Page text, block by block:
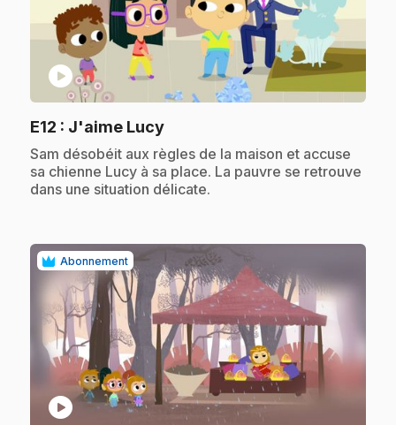
play_circle
E12 : J'aime Lucy.
.Sam désobéit aux règles de la maison et accuse
sa chienne Lucy à sa place. La pauvre se retrouve
dans une situation délicate.
Abonnement
play_circle